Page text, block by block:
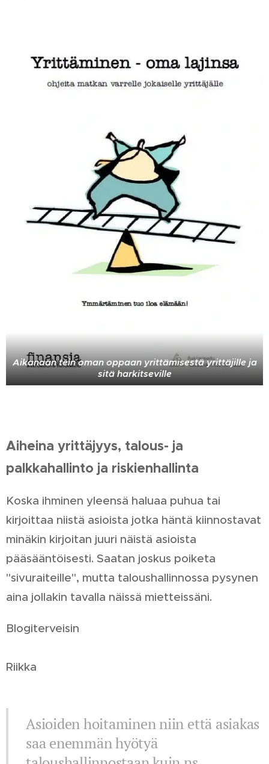
Aikanaan tein oman oppaan yrittämisestä yrittäjille ja
sitä harkitseville
Aiheina yrittäjyys, talous- ja
palkkahallinto ja riskienhallinta
Koska ihminen yleensä haluaa puhua tai
kirjoittaa niistä asioista jotka häntä kiinnostavat
minäkin kirjoitan juuri näistä asioista
pääsääntöisesti. Saatan joskus poiketa
"sivuraiteille", mutta taloushallinnossa pysynen
aina jollakin tavalla näissä mietteissäni.
Blogiterveisin
Riikka
Asioiden hoitaminen niin että asiakas
saa enemmän hyötyä